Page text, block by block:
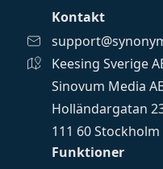
Funktioner
Kontakt
Keesing Sverige
Sinovum Media
Holländargatan
111 60 Stockholm